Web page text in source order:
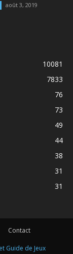
août 3, 2019
10081
7833
76
73
49
44
38
31
31
Contact
Guide de Jeux